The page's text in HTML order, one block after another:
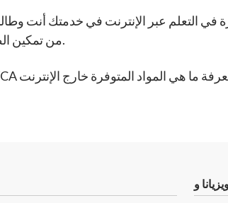
الإنترنت الذي تقدمه LAVCA من تمكين الطلاب من الازدهار في عالم رقمي دائم التطور.